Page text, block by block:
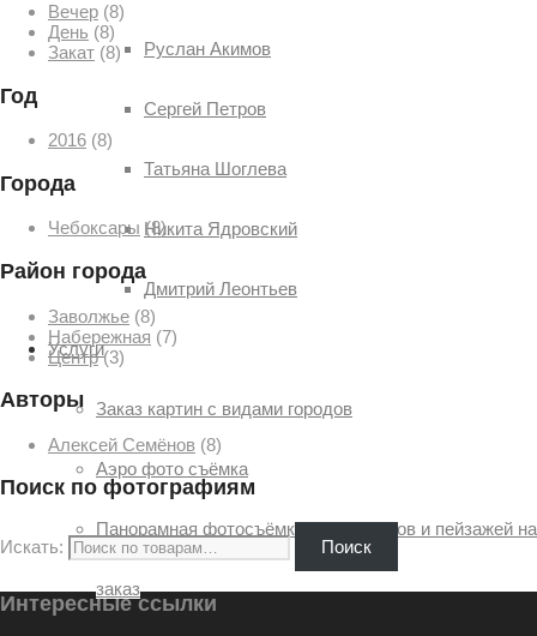
Руслан Акимов
Сергей Петров
Татьяна Шоглева
Никита Ядровский
Дмитрий Леонтьев
Услуги
Заказ картин с видами городов
Аэро фото съёмка
Панорамная фотосъёмка ландшафтов и пейзажей на
заказ
Вечер (8)
День (8)
Закат (8)
Год
2016 (8)
Города
Чебоксары (8)
Район города
Заволжье (8)
Набережная (7)
Центр (3)
Авторы
Алексей Семёнов (8)
Поиск по фотографиям
Искать: Поиск
Интересные ссылки